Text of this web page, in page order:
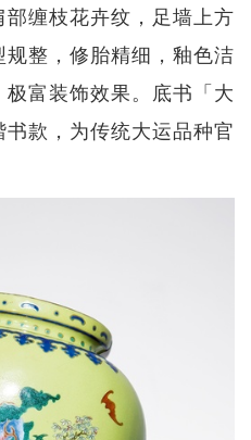
缠枝花卉纹，足墙上方
整，修胎精细，釉色洁
富装饰效果。底书「大
款，为传统大运品种官